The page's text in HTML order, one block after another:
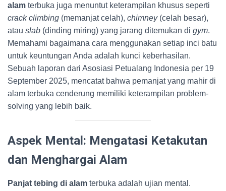
alam terbuka juga menuntut keterampilan khusus seperti
crack climbing (memanjat celah), chimney(celah besar),
atau slab (dinding miring) yang jarang ditemukan di gym.
Memahami bagaimana cara menggunakan setiap inci batu
untuk keuntungan Anda adalah kunci keberhasilan.
Sebuah laporan dari Asosiasi Petualang Indonesia per 19
September 2025, mencatat bahwa pemanjat yang mahir di
alam terbuka cenderung memiliki keterampilan problem-
solving yang lebih baik.
Aspek Mental: Mengatasi Ketakutan
dan Menghargai Alam
Panjat tebing di alam terbuka adalah ujian mental.